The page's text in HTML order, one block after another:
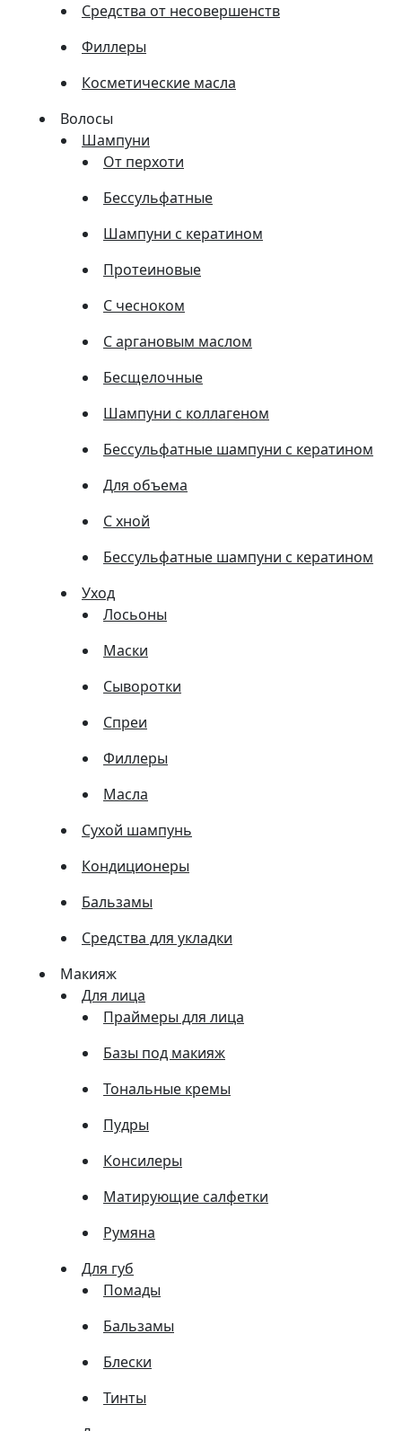
Средства от несовершенств
Филлеры
Косметические масла
Волосы
Шампуни
От перхоти
Бессульфатные
Шампуни с кератином
Протеиновые
С чесноком
С аргановым маслом
Бесщелочные
Шампуни с коллагеном
Бессульфатные шампуни с кератином
Для объема
С хной
Бессульфатные шампуни с кератином
Уход
Лосьоны
Маски
Сыворотки
Спреи
Филлеры
Масла
Сухой шампунь
Кондиционеры
Бальзамы
Средства для укладки
Макияж
Для лица
Праймеры для лица
Базы под макияж
Тональные кремы
Пудры
Консилеры
Матирующие салфетки
Румяна
Для губ
Помады
Бальзамы
Блески
Тинты